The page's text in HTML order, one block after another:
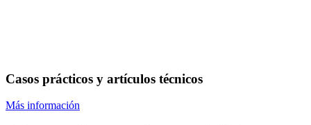
Casos prácticos y artículos técnicos
Más información